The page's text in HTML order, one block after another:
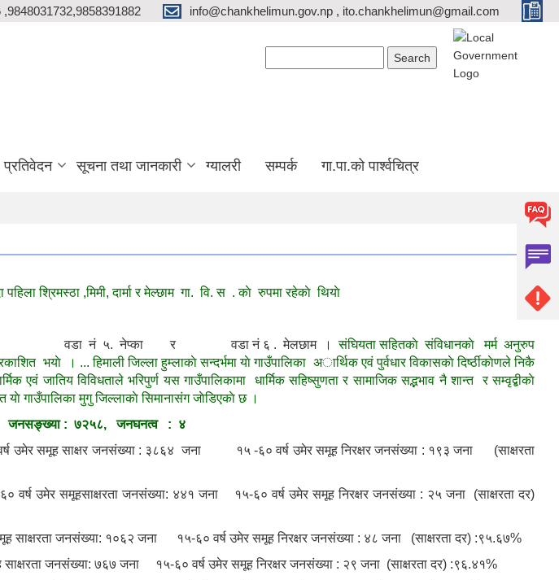
,9848031732,9858391882 info@chankhelimun.gov.np , ito.chankhelimun@gmail.com
प्रतिवेदन सूचना तथा जानकारी ग्यालरी सम्पर्क गा.पा.को पार्श्वचित्र
श्रिमस्ठा ,मिमी, दार्मा र मेल्छाम गा. वि. स . काे रुपमा रहेकाे थियाे
वडा नं ५. नेप्का र वडा नं ६ . मेलछाम ।
संघियता सहितकाे संविधानकाे मर्म अनुरुप
। ... हिमाली जिल्ला हुम्लाकाे सन्दर्भमा याे गाउँपालिका अार्थिक एवं पुर्वधार विकासकाे दिर्ष्ठीकाेणले निकै
एवं जातिय विविधताले भरिपुर्ण यस गाउँपालिकामा धार्मिक सहिष्सुणता र सामाजिक सद्भभाव नै शान्त र सम्वृद्बीकाे
गाउँपालिका मुगु जिल्लाकाे सिमानासंग जाेडिएकाे छ ।
, जनसङ्ख्या : ७२५८, जनघनत्व : ४
उमेर समूह साक्षर जनसंख्या : ३८६४ जना १५ -६० वर्ष उमेर समूह निरक्षर जनसंख्या : १९३ जना (साक्षरता
समूहसाक्षरता जनसंख्या: ४४१ जना १५-६० वर्ष उमेर समूह निरक्षर जनसंख्या : २५ जना (साक्षरता दर)
जनसंख्या: १०६२ जना १५-६० वर्ष उमेर समूह निरक्षर जनसंख्या : ४८ जना (साक्षरता दर) :९५.६७%
जनसंख्या: ७६७ जना १५-६० वर्ष उमेर समूह निरक्षर जनसंख्या : २९ जना (साक्षरता दर) :९६.४१%